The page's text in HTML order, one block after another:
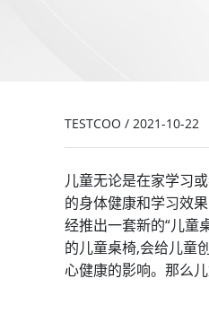
TESTCOO / 2021-10-22
儿童无论是在家学习
的身体健康和学习效
经推出一套新的“儿童
的儿童桌椅,会给儿童
心健康的影响。那么